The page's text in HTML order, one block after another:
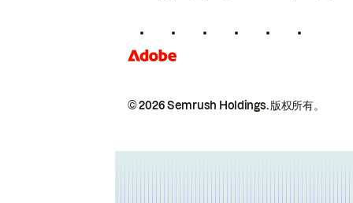
© 2026 Semrush Holdings.版权所有。